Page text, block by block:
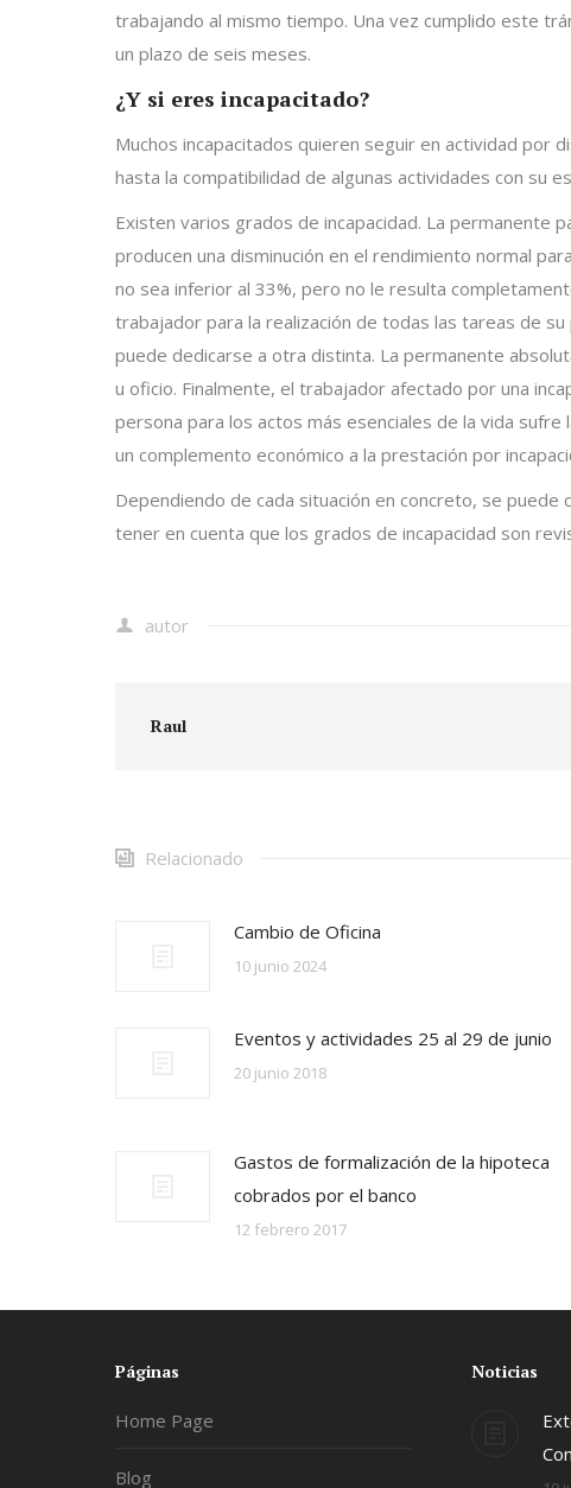
trabajando al mismo tiempo. Una vez cumplido este
un plazo de seis meses.
¿Y si eres incapacitado?
Muchos incapacitados quieren seguir en actividad
hasta la compatibilidad de algunas actividades con su
Existen varios grados de incapacidad. La permanente
producen una disminución en el rendimiento normal
no sea inferior al 33%, pero no le resulta
trabajador para la realización de todas las tareas de
puede dedicarse a otra distinta. La permanente
u oficio. Finalmente, el trabajador afectado por una
persona para los actos más esenciales de la vida sufre
un complemento económico a la prestación por
Dependiendo de cada situación en concreto, se puede
tener en cuenta que los grados de incapacidad son
autor
Raul
Relacionado
Cambio de Oficina
10 junio 2024
Eventos y actividades 25 al 29 de junio
20 junio 2018
Gastos de formalización de la hipoteca
cobrados por el banco
12 febrero 2017
Páginas
Home Page
Blog
Noticias